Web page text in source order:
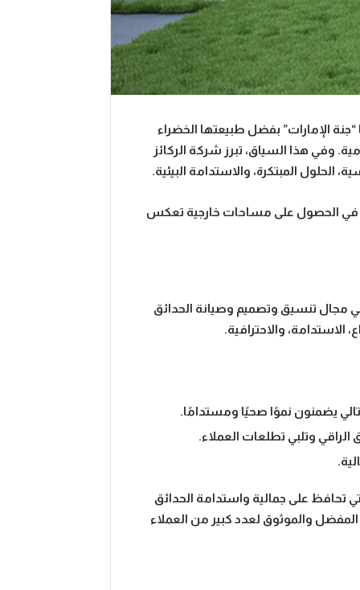
الإمارات” بفضل طبيعتها الخضراء
وفي هذا السياق، تبرز شركة الركائز
الحلول المبتكرة، والاستدامة البيئية.
في الحصول على مساحات خارجية تعكس
مجال تنسيق وتصميم وصيانة الحدائق
والاحترافية.
يضمنون نموًا صحيًا ومستدامًا.
وتلبي تطلعات العملاء.
تحافظ على جمالية واستدامة الحدائق
المفضل والموثوق لعدد كبير من العملاء